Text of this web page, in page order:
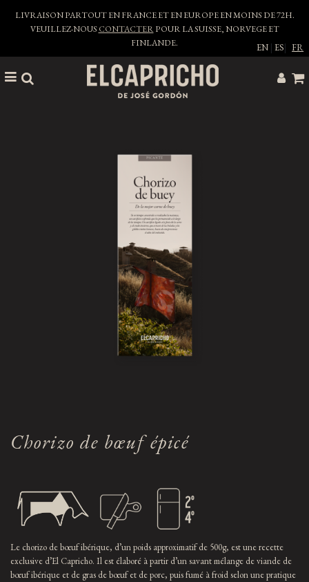
LIVRAISON PARTOUT EN FRANCE ET EN EUROPE EN MOINS DE 72H.
VEUILLEZ-NOUSCONTACTERPOUR LA SUISSE, NORVEGE ET
FINLANDE.
EN |ES| FR
Chorizo de bœuf épicé
Le chorizo de bœuf ibérique, d’un poids approximatif de 500g, est une recette
exclusive d’El Capricho. Il est élaboré à partir d’un savant mélange de viande de
bœuf ibérique et de gras de bœuf et de porc, puis fumé à froid selon une pratique